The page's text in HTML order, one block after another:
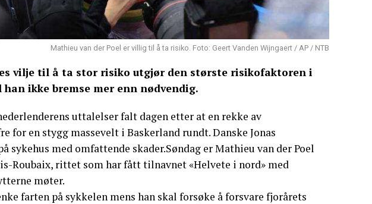
Mathieu van der Poel er villig til å ta risiko. Foto: Geert Vanden Wijngaert / AP / NTB
vilje til å ta stor risiko utgjør den største risikofaktoren i
ikke bremse mer enn nødvendig.
uttalelser falt dagen etter at en rekke av
for en stygg massevelt i Baskerland rundt. Danske Jonas
sykehus med omfattende skader.Søndag er Mathieu van der Poel
Roubaix, rittet som har fått tilnavnet «Helvete i nord» med
møter.
farten på sykkelen mens han skal forsøke å forsvare fjorårets